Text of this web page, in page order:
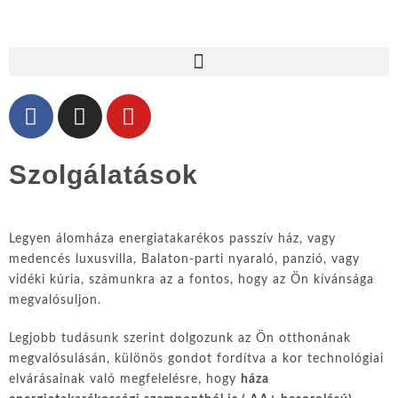
Szolgálatások
Legyen álomháza energiatakarékos passzív ház, vagy
medencés luxusvilla, Balaton-parti nyaraló, panzió, vagy
vidéki kúria, számunkra az a fontos, hogy az Ön kívánsága
megvalósuljon.
Legjobb tudásunk szerint dolgozunk az Ön otthonának
megvalósulásán, különös gondot fordítva a kor technológiai
elvárásainak való megfelelésre, hogy háza